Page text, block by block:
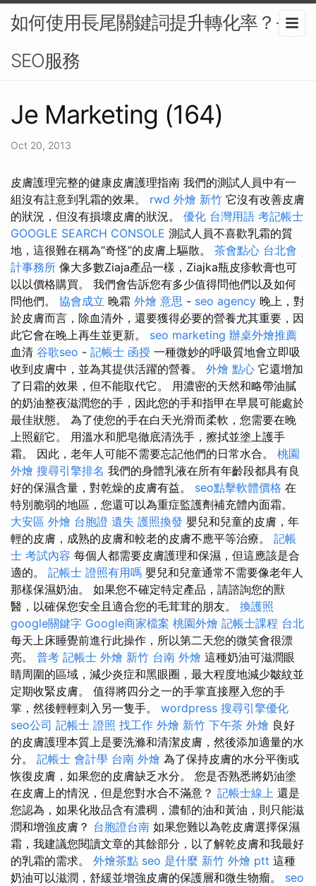
如何使用長尾關鍵詞提升轉化率？-
SEO服務
Je Marketing (164)
Oct 20, 2013
皮膚護理完整的健康皮膚護理指南 我們的測試人員中有一
組沒有註意到乳霜的效果。 rwd 外燴 新竹 它沒有改善皮膚
的狀況，但沒有損壞皮膚的狀況。 優化 台灣用語 考記帳士
GOOGLE SEARCH CONSOLE 測試人員不喜歡乳霜的質
地，這很難在稱為“奇怪”的皮膚上驅散。 茶會點心 台北會
計事務所 像大多數Ziaja產品一樣，Ziajka瓶皮疹軟膏也可
以以價格購買。 我們會告訴您有多少值得問他們以及如何
問他們。 協會成立 晚霜 外燴 意思 - seo agency 晚上，對
於皮膚而言，除血清外，還要獲得必要的營養尤其重要，因
此它會在晚上再生並更新。 seo marketing 辦桌外燴推薦
血清 谷歌seo - 記帳士 函授 一種微妙的呼吸質地會立即吸
收到皮膚中，並為其提供活躍的營養。 外燴 點心 它還增加
了日霜的效果，但不能取代它。 用濃密的天然和略帶油膩
的奶油整夜滋潤您的手，因此您的手和指甲在早晨可能處於
最佳狀態。 為了使您的手在白天光滑而柔軟，您需要在晚
上照顧它。 用溫水和肥皂徹底清洗手，擦拭並塗上護手
霜。 因此，老年人可能不需要忘記他們的日常水合。 桃園
外燴 搜尋引擎排名 我們的身體乳液在所有年齡段都具有良
好的保濕含量，對乾燥的皮膚有益。 seo點擊軟體價格 在
特別脆弱的地區，您還可以為重症監護劑補充體內面霜。
大安區 外燴 台胞證 遺失 護照換發 嬰兒和兒童的皮膚，年
輕的皮膚，成熟的皮膚和較老的皮膚不應平等治療。 記帳
士 考試內容 每個人都需要皮膚護理和保濕，但這應該是合
適的。 記帳士 證照有用嗎 嬰兒和兒童通常不需要像老年人
那樣保濕奶油。 如果您不確定特定產品，請諮詢您的獸
醫，以確保您安全且適合您的毛茸茸的朋友。 換護照
google關鍵字 Google商家檔案 桃園外燴 記帳士課程 台北
每天上床睡覺前進行此操作，所以第二天您的微笑會很漂
亮。 普考 記帳士 外燴 新竹 台南 外燴 這種奶油可滋潤眼
睛周圍的區域，減少炎症和黑眼圈，最大程度地減少皺紋並
定期收緊皮膚。 值得將四分之一的手掌直接壓入您的手
掌，然後輕輕刺入另一隻手。 wordpress 搜尋引擎優化
seo公司 記帳士 證照 找工作 外燴 新竹 下午茶 外燴 良好
的皮膚護理本質上是要洗滌和清潔皮膚，然後添加適量的水
分。 記帳士 會計學 台南 外燴 為了保持皮膚的水分平衡或
恢復皮膚，如果您的皮膚缺乏水分。 您是否熟悉將奶油塗
在皮膚上的情況，但是您對水合不滿意？ 記帳士線上 還是
您認為，如果化妝品含有濃稠，濃郁的油和黃油，則只能滋
潤和增強皮膚？ 台胞證台南 如果您難以為乾皮膚選擇保濕
霜，我建議您閱讀文章的其餘部分，以了解乾皮膚和我最好
的乳霜的需求。 外燴茶點 seo 是什麼 新竹 外燴 ptt 這種
奶油可以滋潤，舒緩並增強皮膚的保護層和微生物瘤。 seo